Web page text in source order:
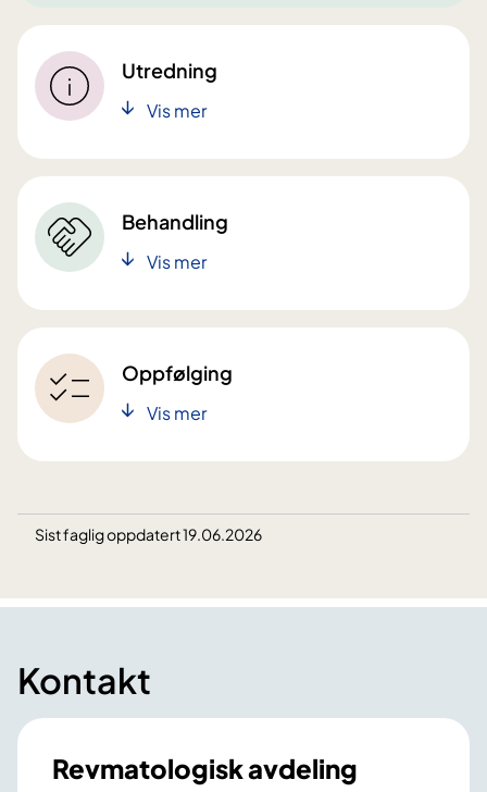
Utredning
Vis mer
Behandling
Vis mer
Oppfølging
Vis mer
Sist faglig oppdatert 19.06.2026
Kontakt
Revmatologisk avdeling